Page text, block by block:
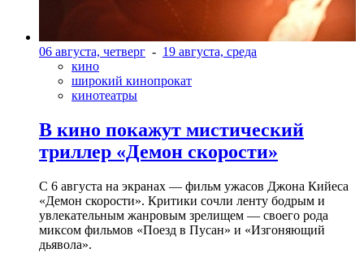
06 августа, четверг - 19 августа, среда
кино
широкий кинопрокат
кинотеатры
В кино покажут мистический
триллер «Демон скорости»
С 6 августа на экранах — фильм ужасов Джона Кийеса
«Демон скорости». Критики сочли ленту бодрым и
увлекательным жанровым зрелищeм — своего рода
миксом фильмов «Поезд в Пусан» и «Изгоняющий
дьявола».